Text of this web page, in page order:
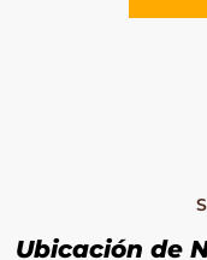
Ubicación de